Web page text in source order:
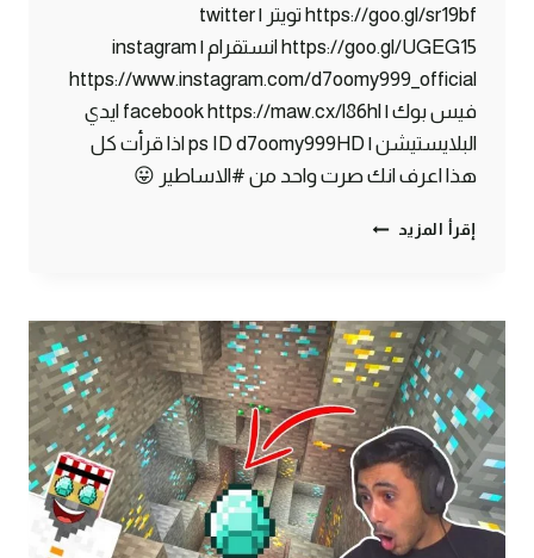
https://goo.gl/sr19bf تويتر | twitter
https://goo.gl/UGEG15 انستقرام | instagram
https://www.instagram.com/d7oomy999_official
فيس بوك | facebook https://maw.cx/l86hl ايدي
البلايستيشن | ps ID d7oomy999HD اذا قرأت كل
هذا اعرف انك صرت واحد من #الاساطير 😛
إقرأ المزيد ماين
اسوء
حظ
في
ماين
كرافت
!